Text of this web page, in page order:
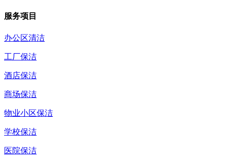
服务项目
办公区清洁
工厂保洁
酒店保洁
商场保洁
物业小区保洁
学校保洁
医院保洁